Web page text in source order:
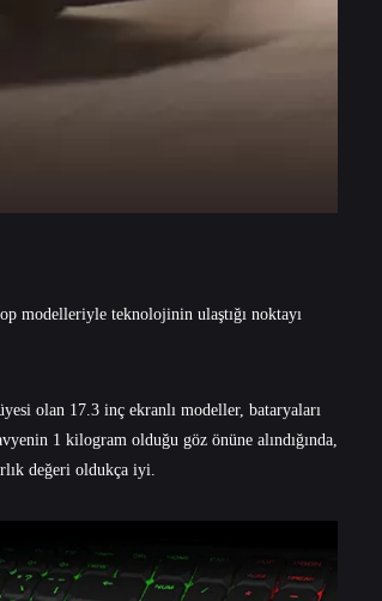
modelleriyle teknolojinin ulaştığı noktayı
olan 17.3 inç ekranlı modeller, bataryaları
1 kilogram olduğu göz önüne alındığında,
değeri oldukça iyi.